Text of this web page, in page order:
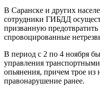
В Саранске и других
сотрудники ГИБДД
призванную
спровоцированные
В период с 2 по 4 ноября
управления
опьянения, причем трое
правонарушение ранее.